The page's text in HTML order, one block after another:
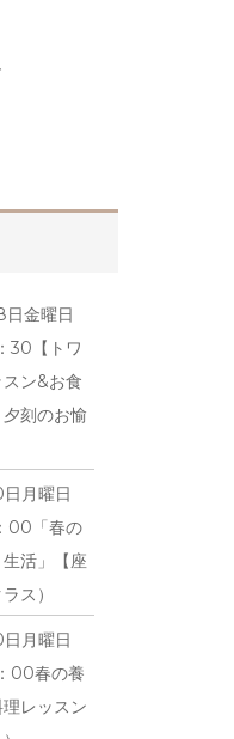
金曜日
30【トワ
ン&お食
刻のお愉
月曜日
00「春の
活」【座
ス）
月曜日
00春の養
レッスン